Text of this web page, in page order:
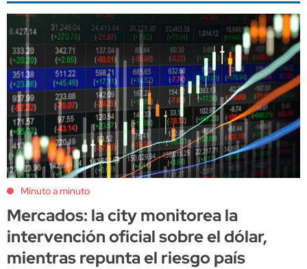
Minuto a minuto
Mercados: la city monitorea la
intervención oficial sobre el dólar,
mientras repunta el riesgo país